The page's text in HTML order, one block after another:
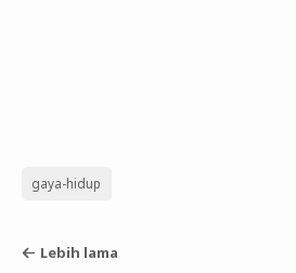
gaya-hidup
Lebih lama